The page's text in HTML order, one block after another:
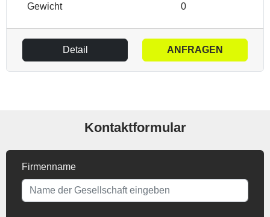
Gewicht
0
Detail ANFRAGEN
Kontaktformular
Firmenname